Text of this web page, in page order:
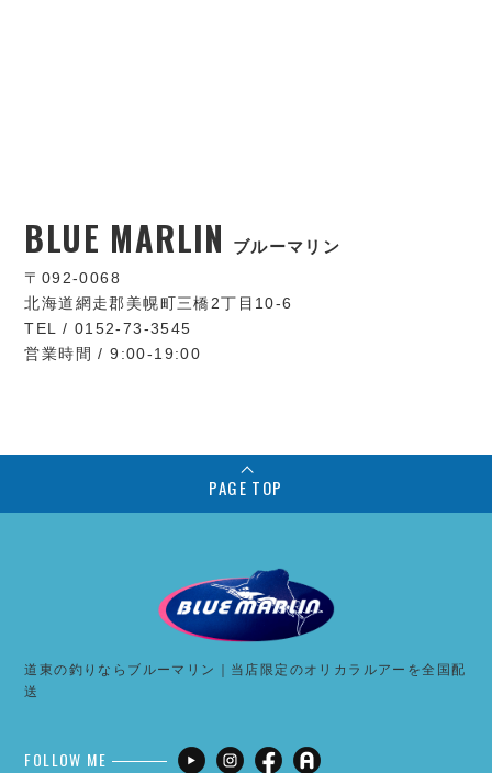
BLUE MARLIN ブルーマリン
〒092-0068
北海道網走郡美幌町三橋2丁目10-6
TEL / 0152-73-3545
営業時間 / 9:00-19:00
PAGE TOP
道東の釣りならブルーマリン｜当店限定のオリカラルアーを全国配
送
FOLLOW ME